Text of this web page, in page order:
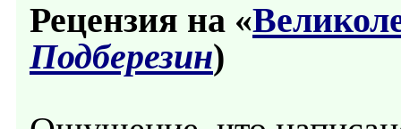
Рецензия на «
Подберезин)